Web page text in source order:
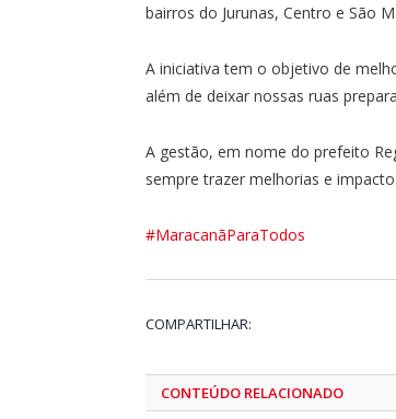
bairros do Jurunas, Centro e São
A iniciativa tem o objetivo de
além de deixar nossas ruas
A gestão, em nome do prefeito
sempre trazer melhorias e
#MaracanãParaTodos
COMPARTILHAR:
CONTEÚDO RELACIONADO